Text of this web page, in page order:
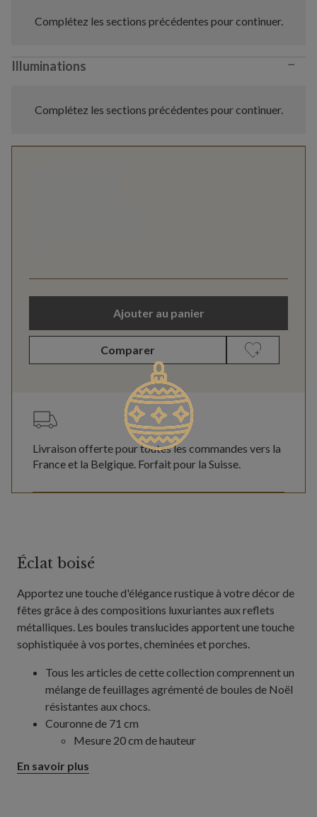
Complétez les sections précédentes pour continuer.
Illuminations −
Complétez les sections précédentes pour continuer.
Ajouter au panier
Comparer
Livraison offerte pour toutes les commandes vers la
France et la Belgique. Forfait pour la Suisse.
Éclat boisé
Apportez une touche d'élégance rustique à votre décor de
fêtes grâce à des compositions luxuriantes aux reflets
métalliques. Les boules translucides apportent une touche
sophistiquée à vos portes, cheminées et porches.
Tous les articles de cette collection comprennent un
mélange de feuillages agrémenté de boules de Noël
résistantes aux chocs.
Couronne de 71 cm
Mesure 20 cm de hauteur
Mesure 15 cm de large
En savoir plus